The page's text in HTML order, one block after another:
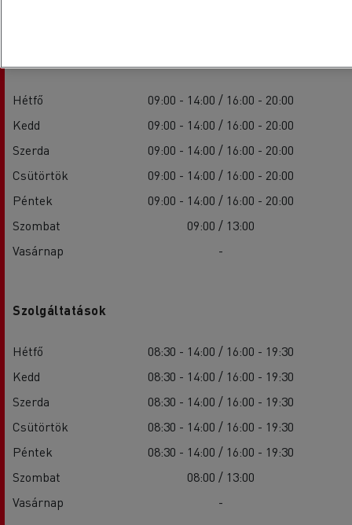
Hétfő
09:00 - 14:00 / 16:00 - 20:00
Kedd
09:00 - 14:00 / 16:00 - 20:00
Szerda
09:00 - 14:00 / 16:00 - 20:00
Csütörtök
09:00 - 14:00 / 16:00 - 20:00
Péntek
09:00 - 14:00 / 16:00 - 20:00
Szombat
09:00 / 13:00
Vasárnap
-
Szolgáltatások
Hétfő
08:30 - 14:00 / 16:00 - 19:30
Kedd
08:30 - 14:00 / 16:00 - 19:30
Szerda
08:30 - 14:00 / 16:00 - 19:30
Csütörtök
08:30 - 14:00 / 16:00 - 19:30
Péntek
08:30 - 14:00 / 16:00 - 19:30
Szombat
08:00 / 13:00
Vasárnap
-